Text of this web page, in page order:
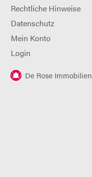
Rechtliche Hinweise
Datenschutz
Mein Konto
Login
De Rose Immobilien